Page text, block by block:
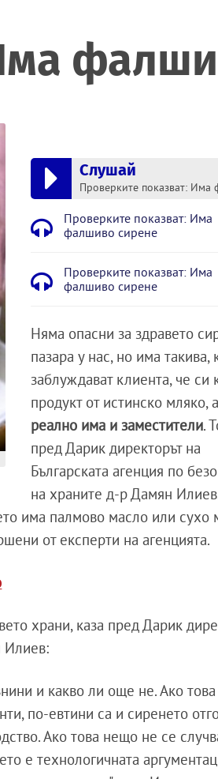
Слушай
Проверките показват: Има
фалшиво сирене
Проверките показват: Има
фалшиво сирене
Няма опасни за здравето
пазара у нас, но има такива,
заблуждават клиента, че си
продукт от истинско мляко, а
реално има и заместители.
пред Дарик директорът на
Българската агенция по
на храните д-р Дамян
има палмово масло или сухо
от експерти на агенцията.
храни, каза пред Дарик
Илиев:
и какво ли още не. Ако
по-евтини са и сиренето
Ако това нещо не се
е технологичната